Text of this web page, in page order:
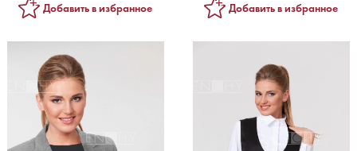
Добавить в избранное Добавить в избранное